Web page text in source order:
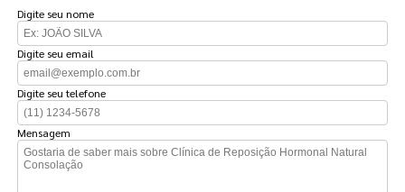
Digite seu nome
Digite seu email
Digite seu telefone
Mensagem